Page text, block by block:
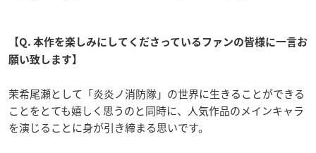
【Q. 本作を楽しみにしてくださっているファンの皆様に一言お
願い致します】
茉希尾瀬として「炎炎ノ消防隊」の世界に生きることができる
ことをとても嬉しく思うのと同時に、人気作品のメインキャラ
を演じることに身が引き締まる思いです。